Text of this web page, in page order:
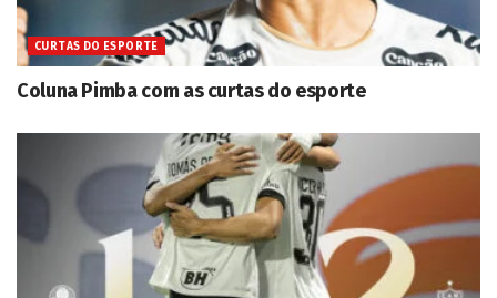
CURTAS DO ESPORTE
Coluna Pimba com as curtas do esporte